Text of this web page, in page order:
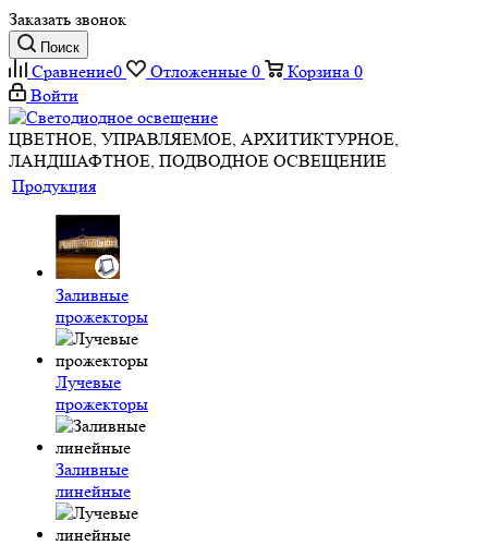
Заказать звонок
Поиск
Сравнение0 Отложенные 0 Корзина 0
Войти
ЦВЕТНОЕ, УПРАВЛЯЕМОЕ, АРХИТИКТУРНОЕ,
ЛАНДШАФТНОЕ, ПОДВОДНОЕ ОСВЕЩЕНИЕ
Продукция
Заливные
прожекторы
Лучевые
прожекторы
Заливные
линейные